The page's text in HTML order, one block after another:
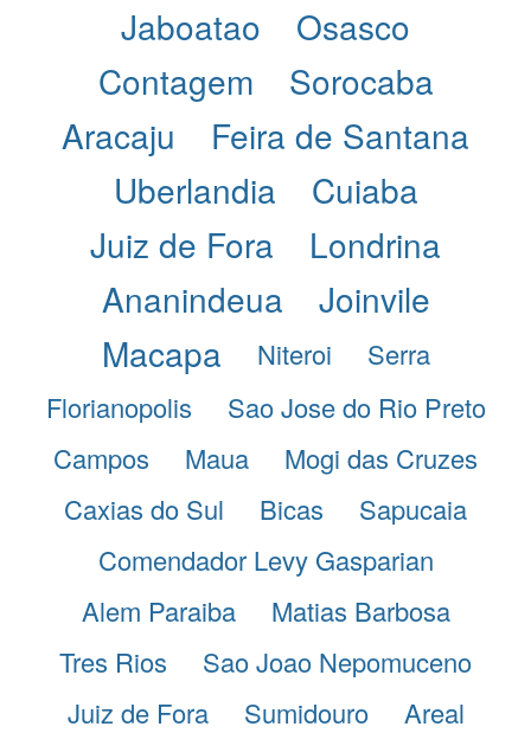
Jaboatao
Osasco
Contagem
Sorocaba
Aracaju
Feira de Santana
Uberlandia
Cuiaba
Juiz de Fora
Londrina
Ananindeua
Joinvile
Macapa
Niteroi
Serra
Florianopolis
Sao Jose do Rio Preto
Campos
Maua
Mogi das Cruzes
Caxias do Sul
Bicas
Sapucaia
Comendador Levy Gasparian
Alem Paraiba
Matias Barbosa
Tres Rios
Sao Joao Nepomuceno
Juiz de Fora
Sumidouro Areal